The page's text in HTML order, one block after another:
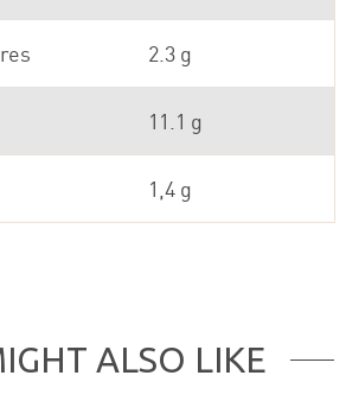
2.3 g
11.1 g
1,4 g
ALSO LIKE